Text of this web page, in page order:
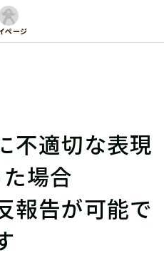
ページ
不適切な表現
場合
報告が可能で